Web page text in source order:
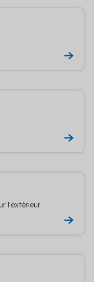
l'extérieur